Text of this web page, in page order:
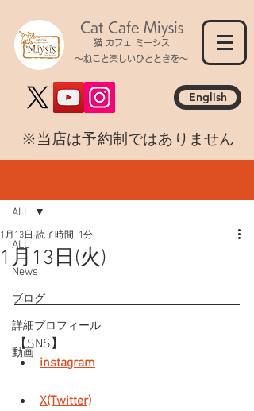
Cat Cafe Miysis
猫 カフェ ミーシス
～ねこと楽しいひとときを～
English
​※当店は予約制ではありません
ALL
News
ブログ
詳細プロフィール
動画
ALL
1月13日(火)
1月13日 読了時間: 1分
【SNS】
instagram
X(Twitter)